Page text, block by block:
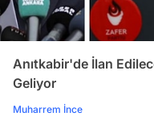
Anıtkabir'de İlan
Geliyor
Muharrem İnce